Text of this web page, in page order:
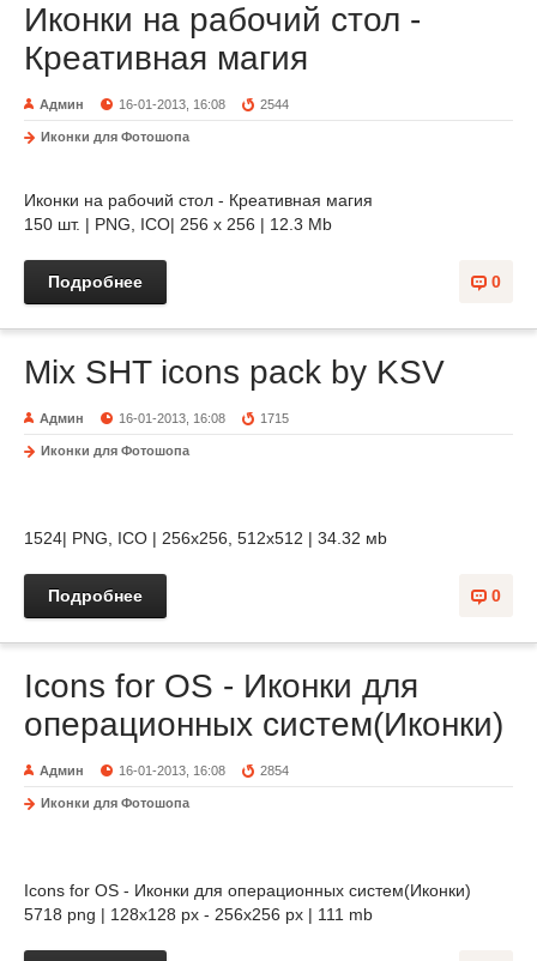
Иконки на рабочий стол -
Креативная магия
Админ 16-01-2013, 16:08 2544
Иконки для Фотошопа
Иконки на рабочий стол - Креативная магия
150 шт. | PNG, ICO| 256 x 256 | 12.3 Mb
0
Подробнее
Mix SHT icons pack by KSV
Админ 16-01-2013, 16:08 1715
Иконки для Фотошопа
1524| PNG, ICO | 256x256, 512х512 | 34.32 мb
0
Подробнее
Icons for OS - Иконки для
операционных систем(Иконки)
Админ 16-01-2013, 16:08 2854
Иконки для Фотошопа
Icons for OS - Иконки для операционных систем(Иконки)
5718 png | 128x128 px - 256x256 px | 111 mb